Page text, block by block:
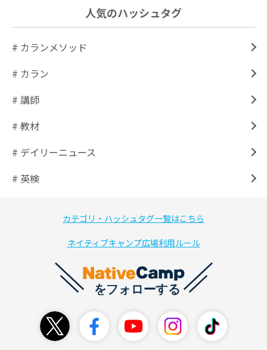
人気のハッシュタグ
# カランメソッド
# カラン
# 講師
# 教材
# デイリーニュース
# 英検
カテゴリ・ハッシュタグ一覧はこちら
ネイティブキャンプ広場利用ルール